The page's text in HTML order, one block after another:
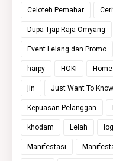
Celoteh Pemahar
Dupa Tjap Raja Omyang
Event Lelang dan Promo
harpy HOKI
jin Just Want To Know
Kepuasan Pelanggan
khodam Lelah
Manifestasi